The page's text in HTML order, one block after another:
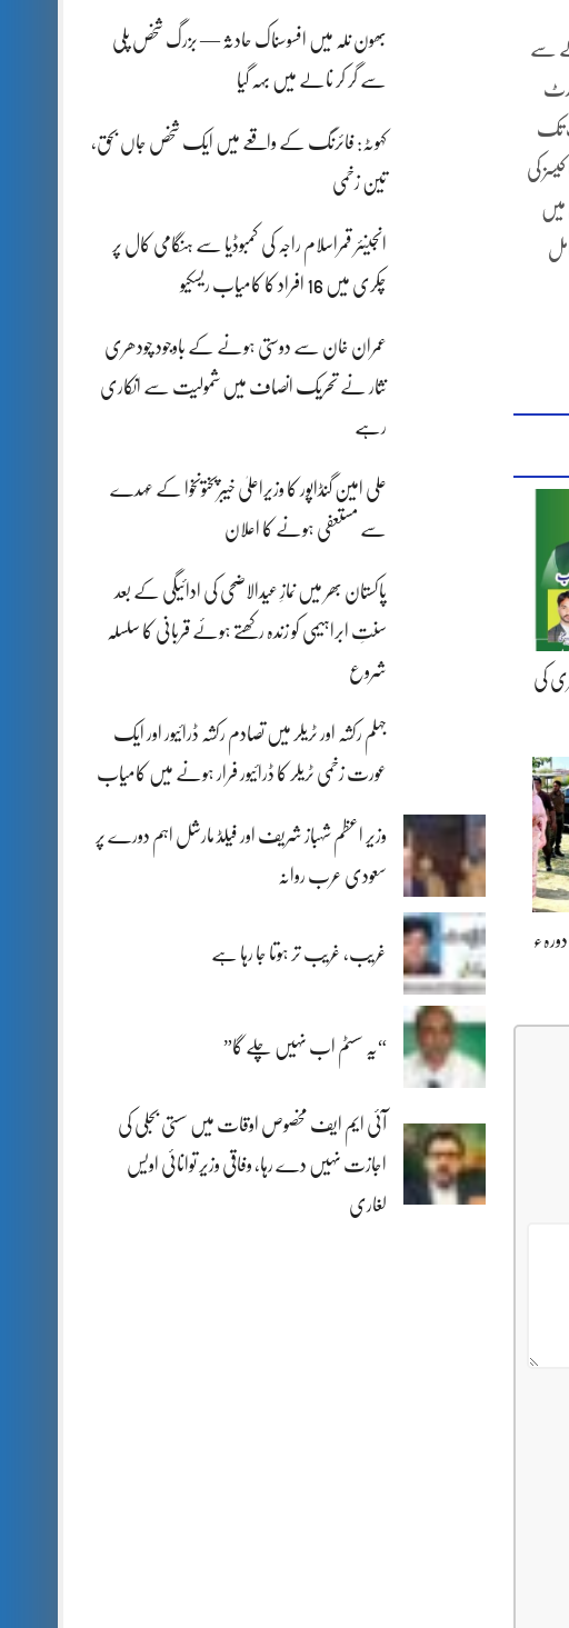
بھون نلہ میں افسوسناک حادثہ — بزرگ شخص پلی
سے گر کر نالے میں بہہ گیا
کہوٹہ: فائرنگ کے واقعے میں ایک شخص جاں بحق،
تین زخمی
انجینئر قمراسلام راجہ کی کمبوڈیا سے ہنگامی کال پر
چکری میں 16 افراد کا کامیاب ریسکیو
عمران خان سے دوستی ہونے کے باوجود چودھری
نثار نے تحریک انصاف میں شمولیت سے انکاری
رہے
علی امین گنڈاپور کا وزیراعلیٰ خیبرپختونخوا کے عہدے
سے مستعفی ہونے کا اعلان
پاکستان بھر میں نمازِ عیدالاضحی کی ادائیگی کے بعد
سنتِ ابراہیمی کو زندہ رکھتے ہوئے قربانی کا سلسلہ
شروع
جہلم رکشہ اور ٹریلر میں تصادم رکشہ ڈرائیور اور ایک
عورت زخمی ٹریلر کا ڈرائیور فرار ہونے میں کامیاب
وزیر اعظم شہباز شریف اور فیلڈ مارشل اہم دورے پر
سعودی عرب روانہ
غریب، غریب تر ہوتا جا رہا ہے
“یہ سسٹم اب نہیں چلے گا”
آئی ایم ایف مخصوص اوقات میں سستی بجلی کی
اجازت نہیں دے رہا، وفاقی وزیر توانائی اویس
لغاری
حوالے سے
علاقے جن میں اسمارٹ
تک
کےمطابق اسلام آباد میں 4 روز میں کرونا کیسز کی
ان گلیوں میں
تھری گلی نمبر 19، جی 7 ٹو گلی نمبر 24 اور سواں گارڈن ایچ بلاک گلی نمبر 29 شامل
کی